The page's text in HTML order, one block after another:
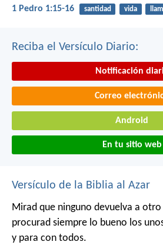
1 Pedro 1:15-16 santidad vida
Reciba el Versículo Diario:
Notificación
Correo
Android
En tu sitio web
Versículo de la Biblia al Azar
Mirad que ninguno devuelva a
procurad siempre lo bueno los
y para con todos.